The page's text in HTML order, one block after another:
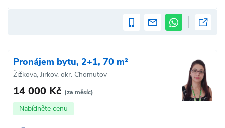
Pronájem bytu, 2+1, 70 m²
Žižkova, Jirkov, okr. Chomutov
14 000 Kč (za měsíc)
Nabídněte cenu